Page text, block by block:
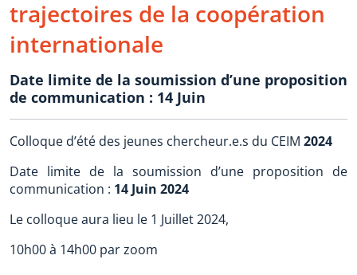
trajectoires de la coopération
internationale
Date limite de la soumission d’une proposition
de communication : 14 Juin
Colloque d’été des jeunes chercheur.e.s du CEIM 2024
Date limite de la soumission d’une proposition de
communication : 14 Juin 2024
Le colloque aura lieu le 1 Juillet 2024,
10h00 à 14h00 par zoom